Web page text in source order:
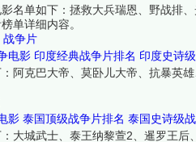
名单如下：拯救大兵瑞恩、野战排
单详细内容。
战争片
电影 印度经典战争片排名 印度史诗
阿克巴大帝、莫卧儿大帝、抗暴英
影 泰国顶级战争片排名 泰国史诗级
大城武士、泰王纳黎萱2、暹罗王